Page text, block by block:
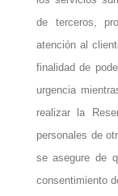
de terceros,
atención al
finalidad de
urgencia
realizar la
personales de
se asegure de
consentimiento